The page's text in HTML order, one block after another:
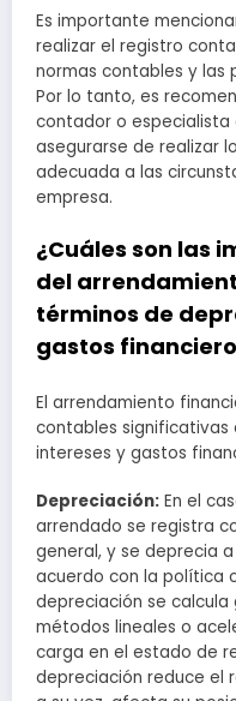
Es importante
realizar el registro
normas contables y las
Por lo tanto, es
contador o
asegurarse de realizar
adecuada a las
empresa.
¿Cuáles son las
del
términos de
gastos
El arrendamiento
contables significativas
intereses y gastos
Depreciación: En el
arrendado se registra
general, y se deprecia
acuerdo con la política
depreciación se
métodos lineales o
carga en el estado de
depreciación reduce el